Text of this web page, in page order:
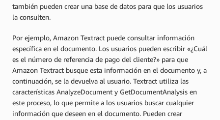
también pueden crear una base de datos para que los usuarios
la consulten.
Por ejemplo, Amazon Textract puede consultar información
específica en el documento. Los usuarios pueden escribir «¿Cuál
es el número de referencia de pago del cliente?» para que
Amazon Textract busque esta información en el documento y, a
continuación, se la devuelva al usuario. Textract utiliza las
características AnalyzeDocument y GetDocumentAnalysis en
este proceso, lo que permite a los usuarios buscar cualquier
información que deseen en el documento. Pueden crear